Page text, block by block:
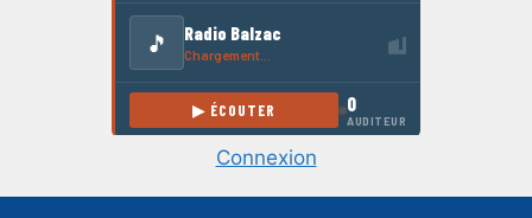
Connexion